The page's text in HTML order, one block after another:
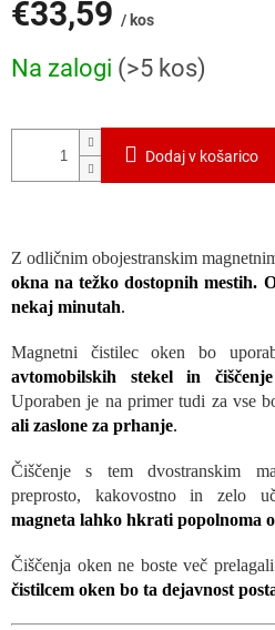
€33,59 / kos
mere:
Na zalogi (>5 kos)
Dodaj v košarico
Z odličnim obojestranskim
okna na težko dostopnih mestih.
nekaj minutah.
Magnetni čistilec oken bo
avtomobilskih stekel in
Uporaben je na primer tudi za vse
ali zaslone za prhanje.
Čiščenje s tem dvostranskim
preprosto, kakovostno in zelo
magneta lahko hkrati popolnoma
Čiščenja oken ne boste več
čistilcem oken bo ta dejavnost